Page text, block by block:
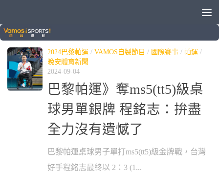
標籤：程銘志
2024巴黎帕運 / VAMOS自製節目 / 國際賽事 / 帕運 /
晚安體育新聞
2024-09-04
巴黎帕運》奪ms5(tt5)級桌
球男單銀牌 程銘志：拚盡
全力沒有遺憾了
巴黎帕運桌球男子單打ms5(tt5)級金牌戰，台灣
好手程銘志最終以 2：3 (1...